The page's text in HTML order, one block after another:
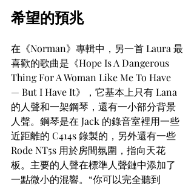
希望的預兆
在《Norman》專輯中，另一首 Laura 最
喜歡的歌曲是《Hope Is A Dangerous
Thing For A Woman Like Me To Have
— But I Have It》，它基本上只有 Lana
的人聲和一架鋼琴，還有一小部分背景
人聲。鋼琴是在 Jack 的錄音室裡用一些
近距離的 C414s 錄製的，另外還有一些
Rode NT5s 用於房間氛圍，指向天花
板。主要的人聲在標準人聲鏈中添加了
一點微小的混響。“你可以完全聽到